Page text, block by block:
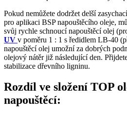
Pokud nemůžete dodržet delší
pro aplikaci BSP napouštěcího oleje,
svůj rychle schnoucí napouštěcí olej
UV v poměru 1 : 1 s ředidlem LB-40
napouštěcí olej umožní za dobrých
olejový nátěr již následující den.
stabilizace dřevního ligninu.
Rozdíl ve složení TOP
napouštěcí: